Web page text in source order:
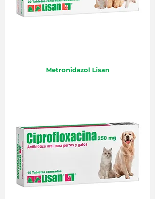
Metronidazol Lisan